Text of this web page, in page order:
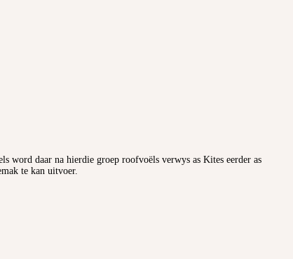
word daar na hierdie groep roofvoëls verwys as Kites eerder as
te kan uitvoer.